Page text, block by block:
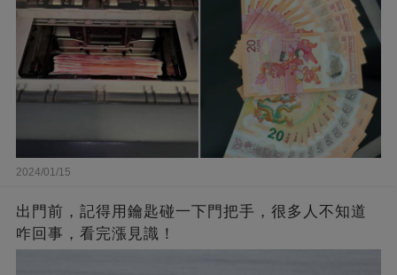
2024/01/15
出門前，記得用鑰匙碰一下門把手，很多人不知道
咋回事，看完漲見識！